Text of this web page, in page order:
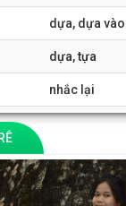
dựa, dựa vào
dựa, tựa
nhắc lại
đừng, chớ
lười biếng